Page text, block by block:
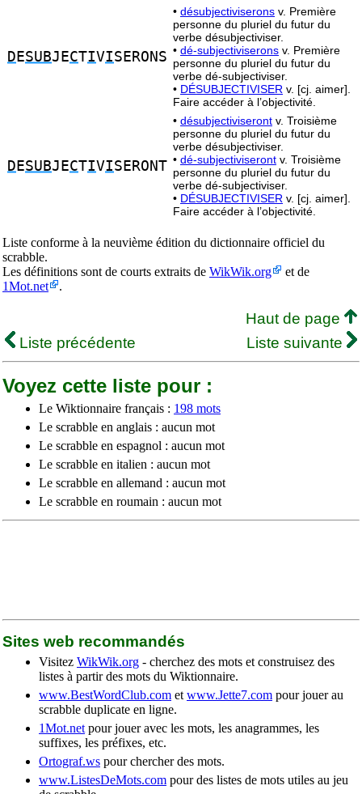
D ESUBJECTIVISERONS
• désubjectiviserons v. Première
personne du pluriel du futur du
verbe désubjectiviser.
• dé-subjectiviserons v. Première
personne du pluriel du futur du
verbe dé-subjectiviser.
• DÉSUBJECTIVISER v. [cj. aimer].
Faire accéder à l’objectivité.
D ESUBJECTIVISERONT
• désubjectiviseront v. Troisième
personne du pluriel du futur du
verbe désubjectiviser.
• dé-subjectiviseront v. Troisième
personne du pluriel du futur du
verbe dé-subjectiviser.
• DÉSUBJECTIVISER v. [cj. aimer].
Faire accéder à l’objectivité.
Liste conforme à la neuvième édition du dictionnaire officiel du
scrabble.
Les définitions sont de courts extraits de WikWik.org
et de
1Mot.net
.
Haut de page
Liste précédente
Liste suivante
Voyez cette liste pour :
Le Wiktionnaire français : 198 mots
Le scrabble en anglais : aucun mot
Le scrabble en espagnol : aucun mot
Le scrabble en italien : aucun mot
Le scrabble en allemand : aucun mot
Le scrabble en roumain : aucun mot
Sites web recommandés
Visitez WikWik.org - cherchez des mots et construisez des
listes à partir des mots du Wiktionnaire.
www.BestWordClub.com et www.Jette7.com pour jouer au
scrabble duplicate en ligne.
1Mot.net pour jouer avec les mots, les anagrammes, les
suffixes, les préfixes, etc.
Ortograf.ws pour chercher des mots.
www.ListesDeMots.com pour des listes de mots utiles au jeu